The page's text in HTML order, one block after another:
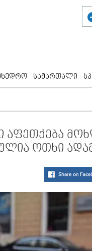
სამართალი
აფეთქება
ოთხი